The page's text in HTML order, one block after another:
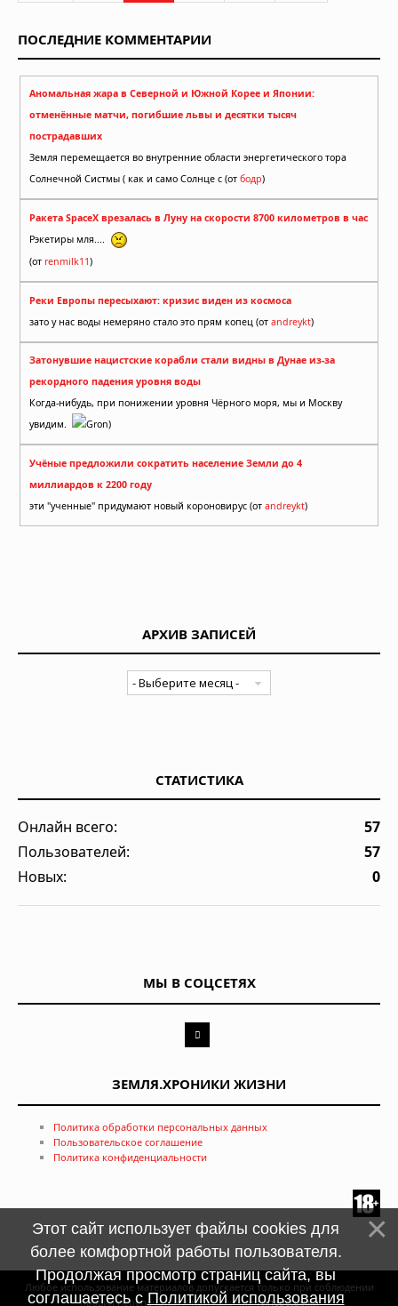
ПОСЛЕДНИЕ КОММЕНТАРИИ
Аномальная жара в Северной и Южной Корее и Японии:
отменённые матчи, погибшие львы и десятки тысяч
пострадавших
Земля перемещается во внутренние области энергетического тора
Солнечной Систмы ( как и само Солнце с (от бодр)
Ракета SpaceX врезалась в Луну на скорости 8700 километров в час
Рэкетиры мля....
(от renmilk11)
Реки Европы пересыхают: кризис виден из космоса
зато у нас воды немеряно стало это прям копец (от andreykt)
Затонувшие нацистские корабли стали видны в Дунае из-за
рекордного падения уровня воды
Когда-нибудь, при понижении уровня Чёрного моря, мы и Москву
увидим.
Gron)
Учёные предложили сократить население Земли до 4
миллиардов к 2200 году
эти "ученные" придумают новый короновирус (от andreykt)
АРХИВ ЗАПИСЕЙ
СТАТИСТИКА
Онлайн всего:
57
Пользователей:
57
Новых:
0
МЫ В СОЦСЕТЯХ
ЗЕМЛЯ.ХРОНИКИ ЖИЗНИ
Политика обработки персональных данных
Пользовательское соглашение
Политика конфиденциальности
Любое использование материалов допускается только при соблюдении
правил перепечатки и при наличиигиперссылки
Этот сайт использует файлы cookies для
более комфортной работы пользователя.
Продолжая просмотр страниц сайта, вы
соглашаетесь сПолитикой использования